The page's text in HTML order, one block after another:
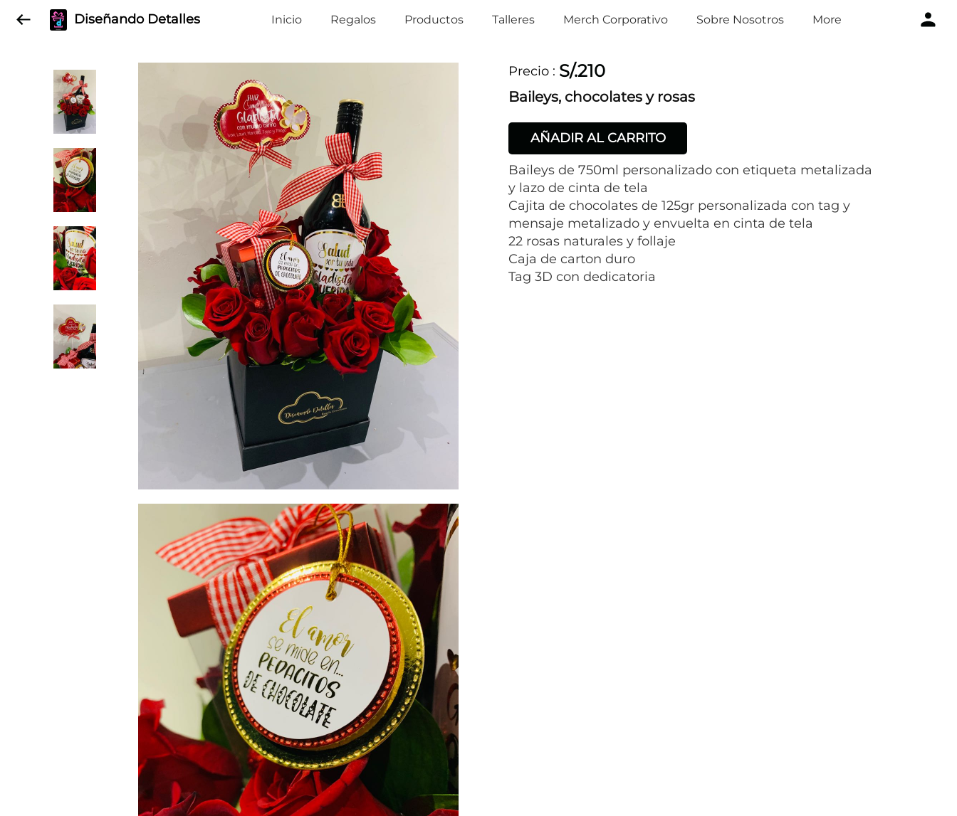
Diseñando Detalles Inicio Regalos Productos Talleres Merch Corporativo Sobre Nosotros More
Precio : S/.210
Baileys, chocolates y rosas
AÑADIR AL CARRITO
Baileys de 750ml personalizado con etiqueta metalizada
y lazo de cinta de tela
Cajita de chocolates de 125gr personalizada con tag y
mensaje metalizado y envuelta en cinta de tela
22 rosas naturales y follaje
Caja de carton duro
Tag 3D con dedicatoria